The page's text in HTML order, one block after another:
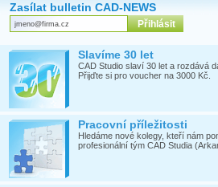
Zasílat bulletin CAD-NEWS
Slavíme 30 let
CAD Studio slaví 30 let a rozdává
Přijďte si pro voucher na 3000 Kč.
Pracovní příležitosti
Hledáme nové kolegy, kteří nám
profesionální tým CAD Studia